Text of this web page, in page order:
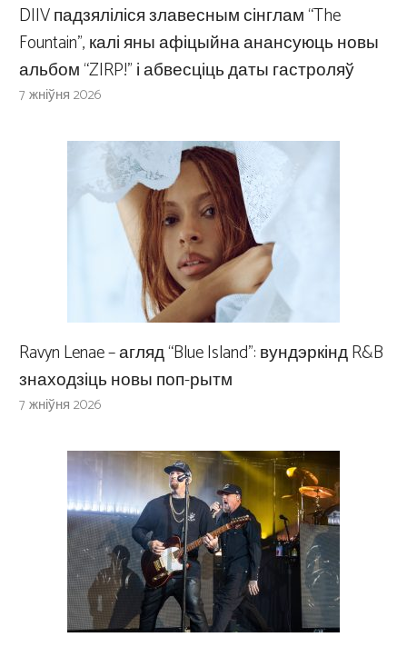
DIIV падзяліліся злавесным сінглам “The
Fountain”, калі яны афіцыйна анансуюць новы
альбом “ZIRP!” і абвесціць даты гастроляў
7 жніўня 2026
Ravyn Lenae – агляд “Blue Island”: вундэркінд R&B
знаходзіць новы поп-рытм
7 жніўня 2026